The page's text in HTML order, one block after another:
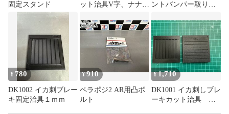
固定スタンド
ット治具V字、ナナメ ントバンパー取り付
¥ 780
DK1002 イカ刺ブレー
キ固定治具１ｍｍ
¥910
ペラポジ2 AR用凸ボ
ルト
¥1,710
DK1001 イカ刺しブレ
ーキカット治具